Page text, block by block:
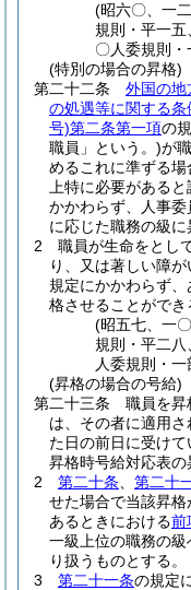
(昭六〇、一
規則・平一
〇人委規則・
(特別の場合の昇格)
第二十二条
外国の地
の処遇等に関する条
号)第二条第一項の
職員」という。)が
めるこれに準ずる
上特に必要がある
かかわらず、人事
に応じた職務の級に
2
職員が生命をとし
り、又は著しい障が
規定にかかわらず
格させることができ
(昭五七、一
規則・平二
人委規則・一
(昇格の場合の号給)
第二十三条
職員を昇
は、その者に適用
た日の前日に受け
昇格時号給対応表の
2
第二十条 第二十
せた場合で当該昇
あるときにおける前
一級上位の職務の
り扱うものとする。
3
第二十一条の規定